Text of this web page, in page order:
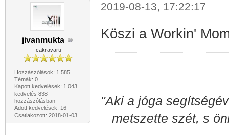
jivanmukta
cakravarti
Hozzászólások: 1 585
Témák: 0
Kapott kedvelések: 1 043
kedvelés 838
hozzászólásban
Adott kedvelések: 16
Csatlakozott: 2018-01-03
2019-08-13, 17:22:17
Köszi a Workin'
"Aki a jóga
metszette szét, s